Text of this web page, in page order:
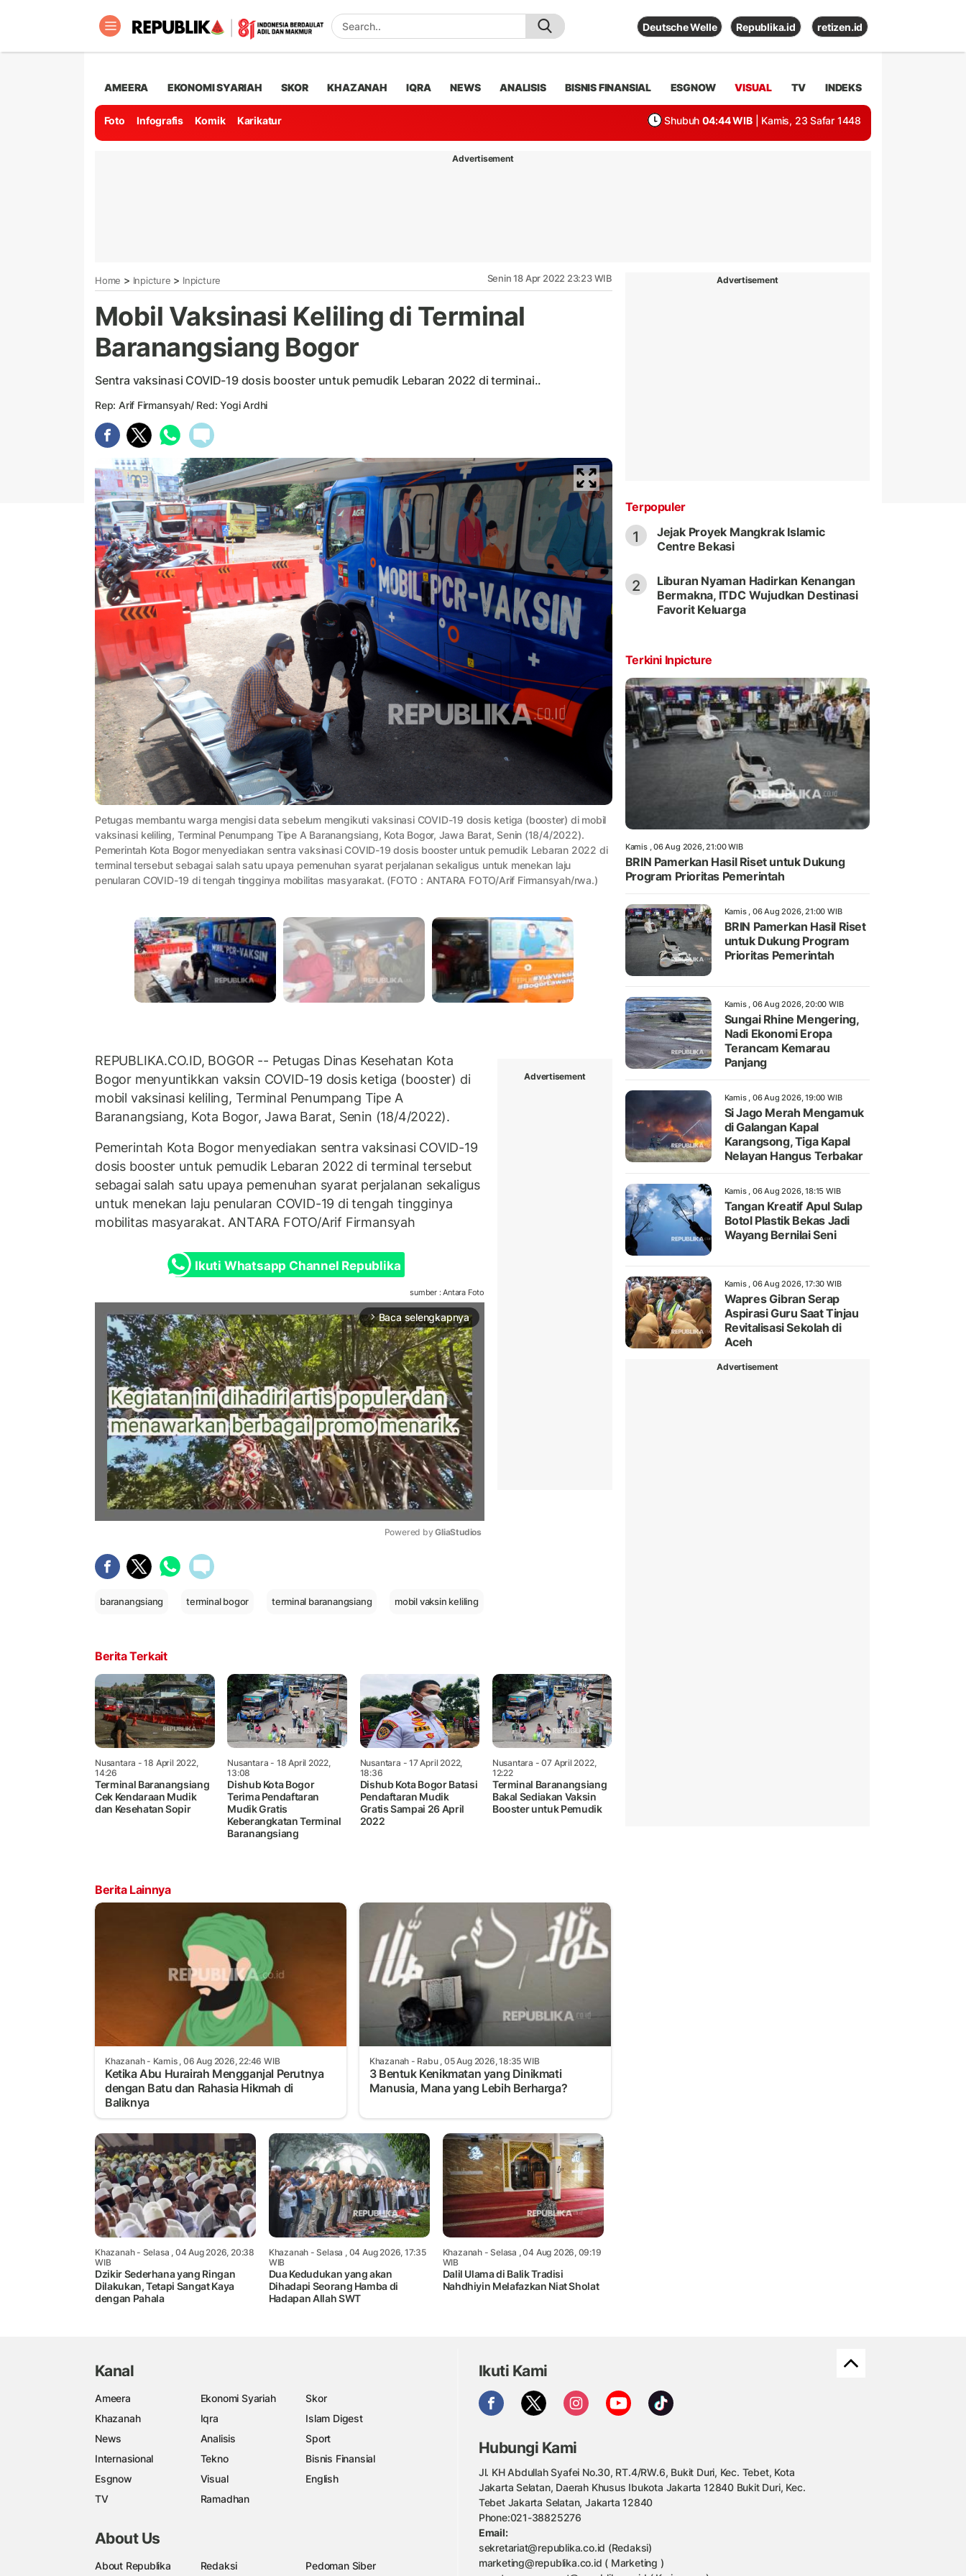
Deutsche Welle Republika.id retizen.id
AMEERA EKONOMI SYARIAH SKOR KHAZANAH IQRA NEWS ANALISIS BISNIS FINANSIAL ESGNOW VISUAL TV INDEKS
Foto Infografis Komik Karikatur Shubuh 04:44 WIB | Kamis, 23 Safar 1448
Advertisement
Home > Inpicture > Inpicture Senin 18 Apr 2022 23:23 WIB
Mobil Vaksinasi Keliling di Terminal
Baranangsiang Bogor
Sentra vaksinasi COVID-19 dosis booster untuk pemudik Lebaran 2022 di terminai..
Rep: Arif Firmansyah/ Red: Yogi Ardhi
Petugas membantu warga mengisi data sebelum mengikuti vaksinasi COVID-19 dosis ketiga (booster) di mobil
vaksinasi keliling, Terminal Penumpang Tipe A Baranangsiang, Kota Bogor, Jawa Barat, Senin (18/4/2022).
Pemerintah Kota Bogor menyediakan sentra vaksinasi COVID-19 dosis booster untuk pemudik Lebaran 2022 di
terminal tersebut sebagai salah satu upaya pemenuhan syarat perjalanan sekaligus untuk menekan laju
penularan COVID-19 di tengah tingginya mobilitas masyarakat. (FOTO : ANTARA FOTO/Arif Firmansyah/rwa.)
REPUBLIKA.CO.ID, BOGOR -- Petugas Dinas Kesehatan Kota
Bogor menyuntikkan vaksin COVID-19 dosis ketiga (booster) di
mobil vaksinasi keliling, Terminal Penumpang Tipe A
Baranangsiang, Kota Bogor, Jawa Barat, Senin (18/4/2022).
Pemerintah Kota Bogor menyediakan sentra vaksinasi COVID-19
dosis booster untuk pemudik Lebaran 2022 di terminal tersebut
sebagai salah satu upaya pemenuhan syarat perjalanan sekaligus
untuk menekan laju penularan COVID-19 di tengah tingginya
mobilitas masyarakat. ANTARA FOTO/Arif Firmansyah
Ikuti Whatsapp Channel Republika
sumber : Antara Foto
arrow_forward_ios Baca selengkapnya
Powered by GliaStudios
Advertisement
baranangsiang terminal bogor terminal baranangsiang mobil vaksin keliling
Berita Terkait
Nusantara - 18 April 2022,
14:26
Terminal Baranangsiang
Cek Kendaraan Mudik
dan Kesehatan Sopir
Nusantara - 18 April 2022,
13:08
Dishub Kota Bogor
Terima Pendaftaran
Mudik Gratis
Keberangkatan Terminal
Baranangsiang
Nusantara - 17 April 2022,
18:36
Dishub Kota Bogor Batasi
Pendaftaran Mudik
Gratis Sampai 26 April
2022
Nusantara - 07 April 2022,
12:22
Terminal Baranangsiang
Bakal Sediakan Vaksin
Booster untuk Pemudik
Berita Lainnya
Khazanah- Kamis , 06 Aug 2026, 22:46 WIB
Ketika Abu Hurairah Mengganjal Perutnya
dengan Batu dan Rahasia Hikmah di
Baliknya
Khazanah - Rabu , 05 Aug 2026, 18:35 WIB
3 Bentuk Kenikmatan yang Dinikmati
Manusia, Mana yang Lebih Berharga?
Khazanah- Selasa , 04 Aug 2026, 20:38
WIB
Dzikir Sederhana yang Ringan
Dilakukan, Tetapi Sangat Kaya
dengan Pahala
Khazanah - Selasa , 04 Aug 2026, 17:35
WIB
Dua Kedudukan yang akan
Dihadapi Seorang Hamba di
Hadapan Allah SWT
Khazanah- Selasa , 04 Aug 2026, 09:19
WIB
Dalil Ulama di Balik Tradisi
Nahdhiyin Melafazkan Niat Sholat
Advertisement
Terpopuler
1
Jejak Proyek Mangkrak Islamic
Centre Bekasi
2
Liburan Nyaman Hadirkan Kenangan
Bermakna, ITDC Wujudkan Destinasi
Favorit Keluarga
Terkini Inpicture
Kamis , 06 Aug 2026, 21:00 WIB
BRIN Pamerkan Hasil Riset untuk Dukung
Program Prioritas Pemerintah
Kamis , 06 Aug 2026, 21:00 WIB
BRIN Pamerkan Hasil Riset
untuk Dukung Program
Prioritas Pemerintah
Kamis , 06 Aug 2026, 20:00 WIB
Sungai Rhine Mengering,
Nadi Ekonomi Eropa
Terancam Kemarau
Panjang
Kamis , 06 Aug 2026, 19:00 WIB
Si Jago Merah Mengamuk
di Galangan Kapal
Karangsong, Tiga Kapal
Nelayan Hangus Terbakar
Kamis , 06 Aug 2026, 18:15 WIB
Tangan Kreatif Apul Sulap
Botol Plastik Bekas Jadi
Wayang Bernilai Seni
Kamis , 06 Aug 2026, 17:30 WIB
Wapres Gibran Serap
Aspirasi Guru Saat Tinjau
Revitalisasi Sekolah di
Aceh
Advertisement
Kanal
Ameera Ekonomi Syariah
Skor
Khazanah
Iqra
Islam Digest
News
Analisis
Sport
Internasional
Tekno
Bisnis Finansial
Esgnow
Visual
English
TV
Ramadhan
About Us
About Republika Redaksi Pedoman Siber
Ikuti Kami
Hubungi Kami
Jl. KH Abdullah Syafei No.30, RT.4/RW.6, Bukit Duri, Kec. Tebet, Kota
Jakarta Selatan, Daerah Khusus Ibukota Jakarta 12840 Bukit Duri, Kec.
Tebet Jakarta Selatan, Jakarta 12840
Phone:021-38825276
Email:
sekretariat@republika.co.id (Redaksi)
marketing@republika.co.id ( Marketing )